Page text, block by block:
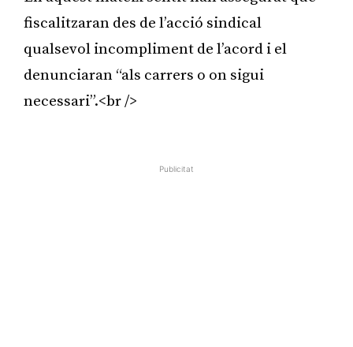
fiscalitzaran des de l’acció sindical
qualsevol incompliment de l’acord i el
denunciaran “als carrers o on sigui
necessari”.<br />
Publicitat